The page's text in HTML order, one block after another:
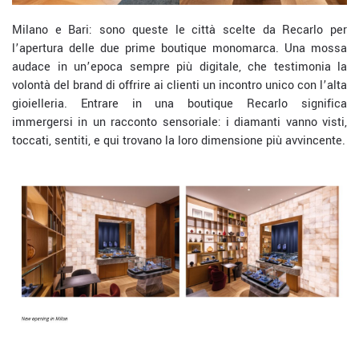
Milano e Bari: sono queste le città scelte da Recarlo per
l’apertura delle due prime boutique monomarca. Una mossa
audace in un’epoca sempre più digitale, che testimonia la
volontà del brand di offrire ai clienti un incontro unico con l’alta
gioielleria. Entrare in una boutique Recarlo significa
immergersi in un racconto sensoriale: i diamanti vanno visti,
toccati, sentiti, e qui trovano la loro dimensione più avvincente.